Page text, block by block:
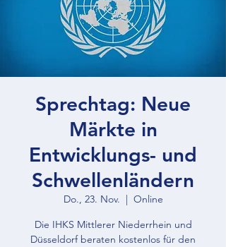
Sprechtag: Neue
Märkte in
Entwicklungs- und
Schwellenländern
Do., 23. Nov.
  |
Online
Die IHKS Mittlerer Niederrhein und
Düsseldorf beraten kostenlos für den